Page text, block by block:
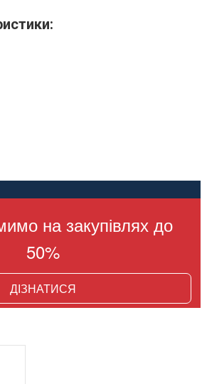
на закупівлях до
50%
ДІЗНАТИСЯ